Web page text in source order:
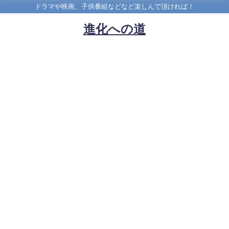
ドラマや映画、子供番組などなど楽しんで頂ければ！
進化への道